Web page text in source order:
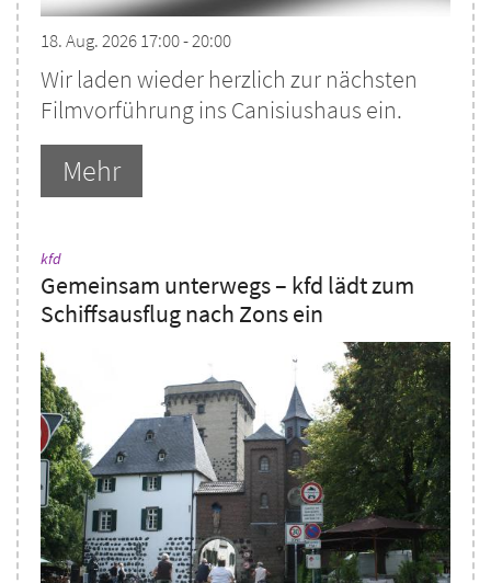
18. Aug. 2026 17:00 - 20:00
Wir laden wieder herzlich zur nächsten
Filmvorführung ins Canisiushaus ein.
Mehr
kfd:
Gemeinsam unterwegs – kfd lädt zum
Schiffsausflug nach Zons ein